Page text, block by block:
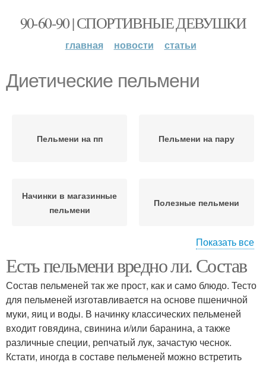
90-60-90 | СПОРТИВНЫЕ ДЕВУШКИ
главная новости статьи
Диетические пельмени
Пельмени на пп Пельмени на пару
Начинки в магазинные
пельмени
Полезные пельмени
Отварные пельмени Домашние пельмени
Пельмени для здоровья Покупные пельмени
Показать все
Есть пельмени вредно ли. Состав
Состав пельменей так же прост, как и само блюдо. Тесто
для пельменей изготавливается на основе пшеничной
муки, яиц и воды. В начинку классических пельменей
входит говядина, свинина и/или баранина, а также
различные специи, репчатый лук, зачастую чеснок.
Кстати, иногда в составе пельменей можно встретить